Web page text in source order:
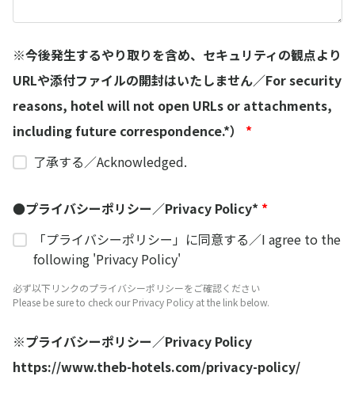
※今後発生するやり取りを含め、セキュリティの観点より
URLや添付ファイルの開封はいたしません／For security
reasons, hotel will not open URLs or attachments,
including future correspondence.*）
*
了承する／Acknowledged.
●プライバシーポリシー／Privacy Policy* *
「プライバシーポリシー」に同意する／I agree to the
following 'Privacy Policy'
必ず以下リンクのプライバシーポリシーをご確認ください
Please be sure to check our Privacy Policy at the link below.
※プライバシーポリシー／Privacy Policy
https://www.theb-hotels.com/privacy-policy/